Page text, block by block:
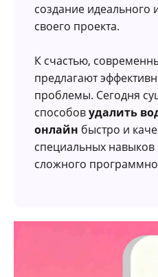
создание идеального
своего проекта.
К счастью,
предлагают
проблемы. Сегодня
способовудалить
онлайн быстро и
специальных навыков
сложного